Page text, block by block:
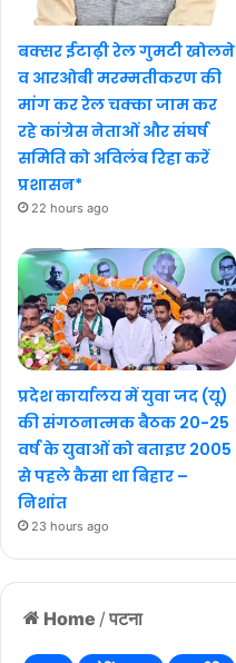
Home / पटना
बक्सर ईटाढ़ी रेल गुमटी खोलने
व आरओबी मरम्मतीकरण की
मांग कर रेल चक्का जाम कर
रहे कांग्रेस नेताओं और संघर्ष
समिति को अविलंब रिहा करें
प्रशासन*
22 hours ago
प्रदेश कार्यालय में युवा जद (यू)
की संगठनात्मक बैठक 20-25
वर्ष के युवाओं को बताइए 2005
से पहले कैसा था बिहार –
निशांत
23 hours ago